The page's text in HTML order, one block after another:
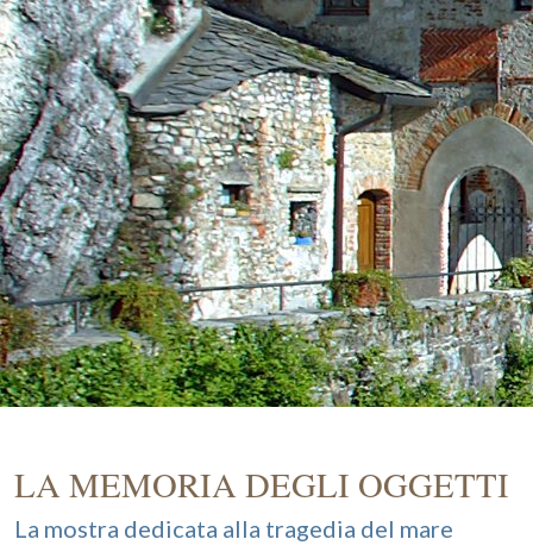
LA MEMORIA DEGLI OGGETTI
La mostra dedicata alla tragedia del mare